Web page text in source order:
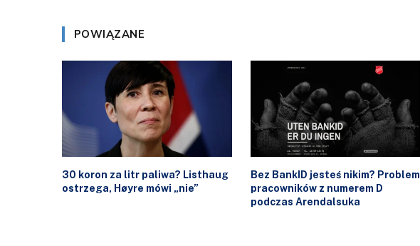
POWIĄZANE
30 koron za litr paliwa? Listhaug
ostrzega, Høyre mówi „nie”
Bez BankID jesteś nikim? Problem
pracowników z numerem D
podczas Arendalsuka